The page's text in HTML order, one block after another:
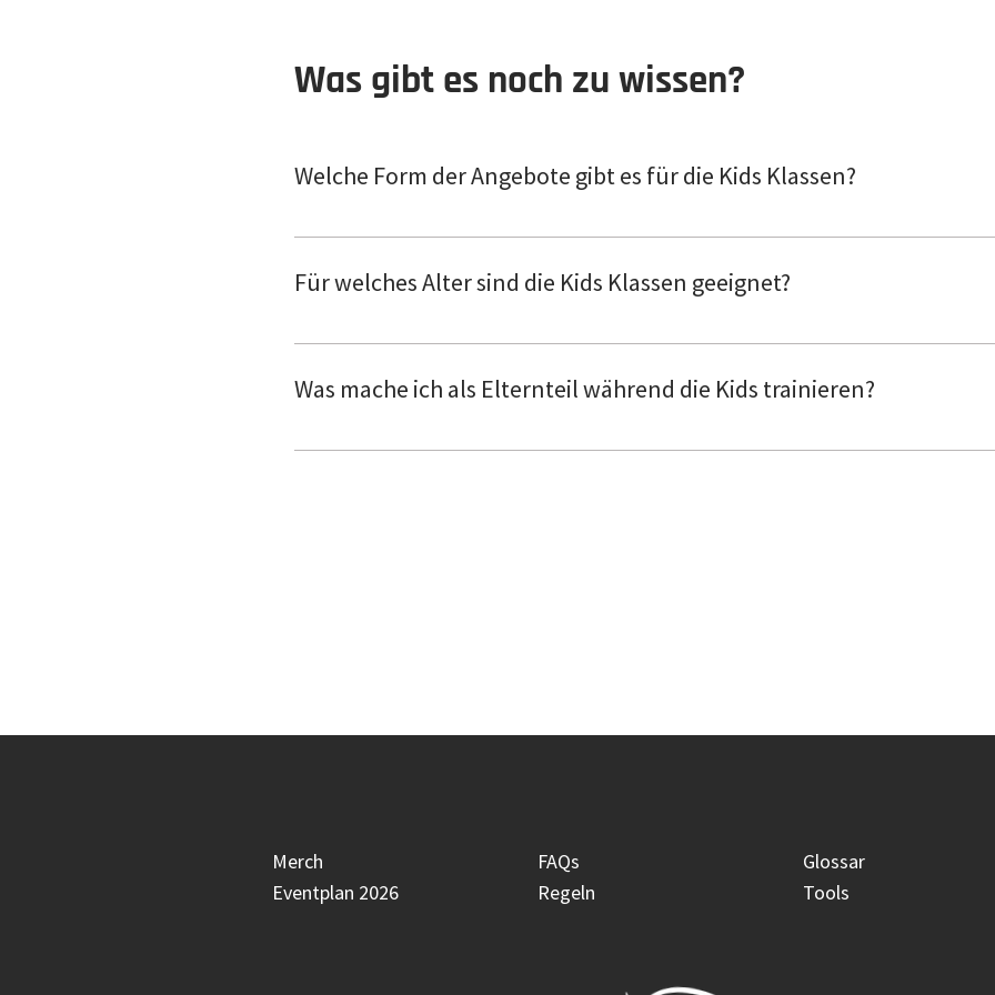
Was gibt es noch zu wissen?
Welche Form der Angebote gibt es für die Kids Klassen?
Für die Kids bieten wir folgende Pakete: 20er Karte - 220 EUR für Nichtmitglieder -
Für welches Alter sind die Kids Klassen geeignet?
Der grobe Rahmen ist 5-11 Jahre. Im Einzelfall kann das ein Jahr nach oben und
Was mache ich als Elternteil während die Kids trainieren?
In Abhängigkeit vom Alter deiner Kinder bitten wir dich ggf. vor Ort zu bleiben. Wir
Merch
Eventplan 2026
FAQs
Regeln
Glossar
Tools